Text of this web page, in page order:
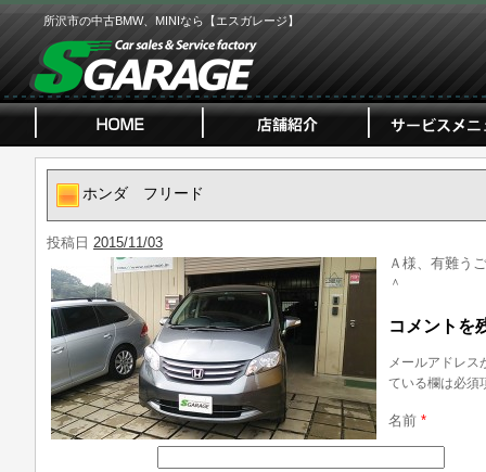
所沢市の中古BMW、MINIなら【エスガレージ】
ホンダ フリード
投稿日 2015/11/03
Ａ様、有難う
＾
コメントを
メールアドレス
ている欄は必須
名前 *